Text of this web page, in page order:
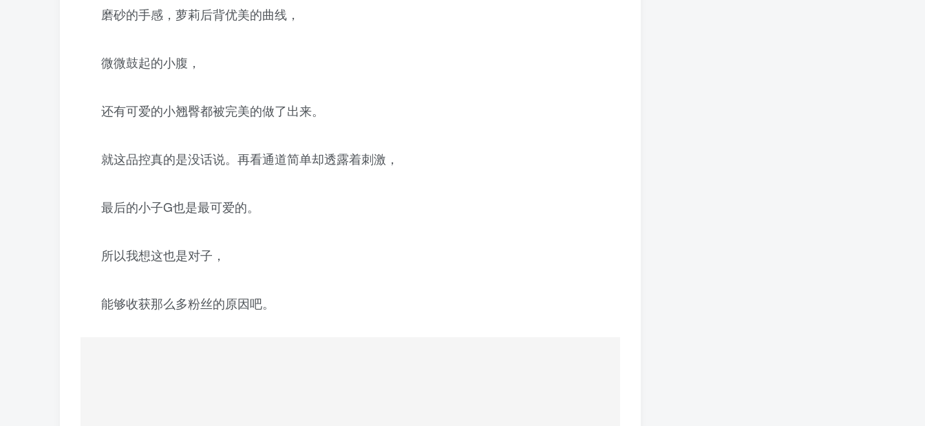
磨砂的手感，萝莉后背优美的曲线，
微微鼓起的小腹，
还有可爱的小翘臀都被完美的做了出来。
就这品控真的是没话说。再看通道简单却透露着刺激，
最后的小子G也是最可爱的。
所以我想这也是对子，
能够收获那么多粉丝的原因吧。